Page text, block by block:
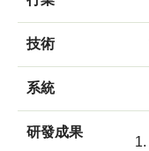
技術
系統
研發成果